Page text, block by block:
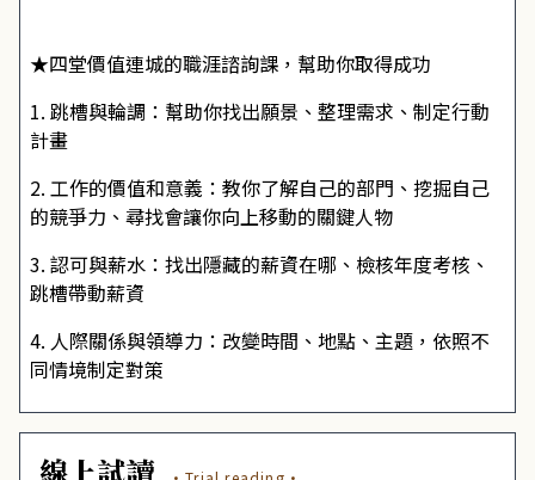
★四堂價值連城的職涯諮詢課，幫助你取得成功
1. 跳槽與輪調：幫助你找出願景、整理需求、制定行動
計畫
2. 工作的價值和意義：教你了解自己的部門、挖掘自己
的競爭力、尋找會讓你向上移動的關鍵人物
3. 認可與薪水：找出隱藏的薪資在哪、檢核年度考核、
跳槽帶動薪資
4. 人際關係與領導力：改變時間、地點、主題，依照不
同情境制定對策
線上試讀